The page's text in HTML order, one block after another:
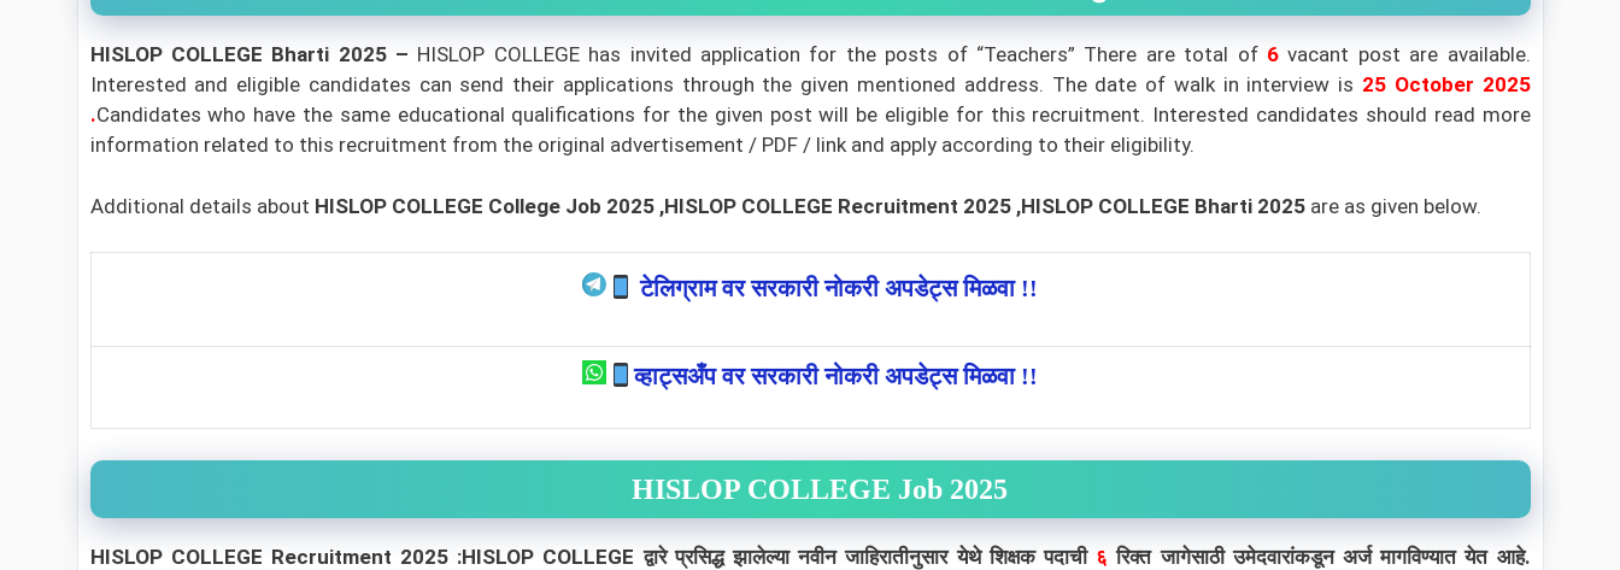
HISLOP COLLEGE Bharti 2025 – HISLOP COLLEGE has invited application for the posts of “Teachers” There are total of 6 vacant post are available.
Interested and eligible candidates can send their applications through the given mentioned address. The date of walk in interview is 25 October 2025
.Candidates who have the same educational qualifications for the given post will be eligible for this recruitment. Interested candidates should read more
information related to this recruitment from the original advertisement / PDF / link and apply according to their eligibility.
Additional details about HISLOP COLLEGE College Job 2025 ,HISLOP COLLEGE Recruitment 2025 ,HISLOP COLLEGE Bharti 2025 are as given below.
टेलिग्राम वर सरकारी नोकरी अपडेट्स मिळवा !!
व्हाट्सअँप वर सरकारी नोकरी अपडेट्स मिळवा !!
HISLOP COLLEGE Job 2025
HISLOP COLLEGE Recruitment 2025 :HISLOP COLLEGE द्वारे प्रसिद्ध झालेल्या नवीन जाहिरातीनुसार येथे शिक्षक पदाची ६रिक्त जागेसाठी उमेदवारांकडून अर्ज मागविण्यात येत आहे.